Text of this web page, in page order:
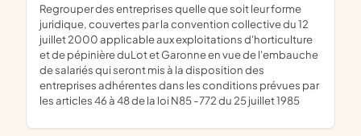
regrouper des entreprises quelle que soit leur forme
juridique, couvertes par la convention collective du 12
juillet 2000 applicable aux exploitations d'horticulture
et de pépinière duLot et Garonne en vue de l'embauche
de salariés qui seront mis à la disposition des
entreprises adhérentes dans les conditions prévues par
les articles 46 à 48 de la loi N85 -772 du 25 juillet 1985